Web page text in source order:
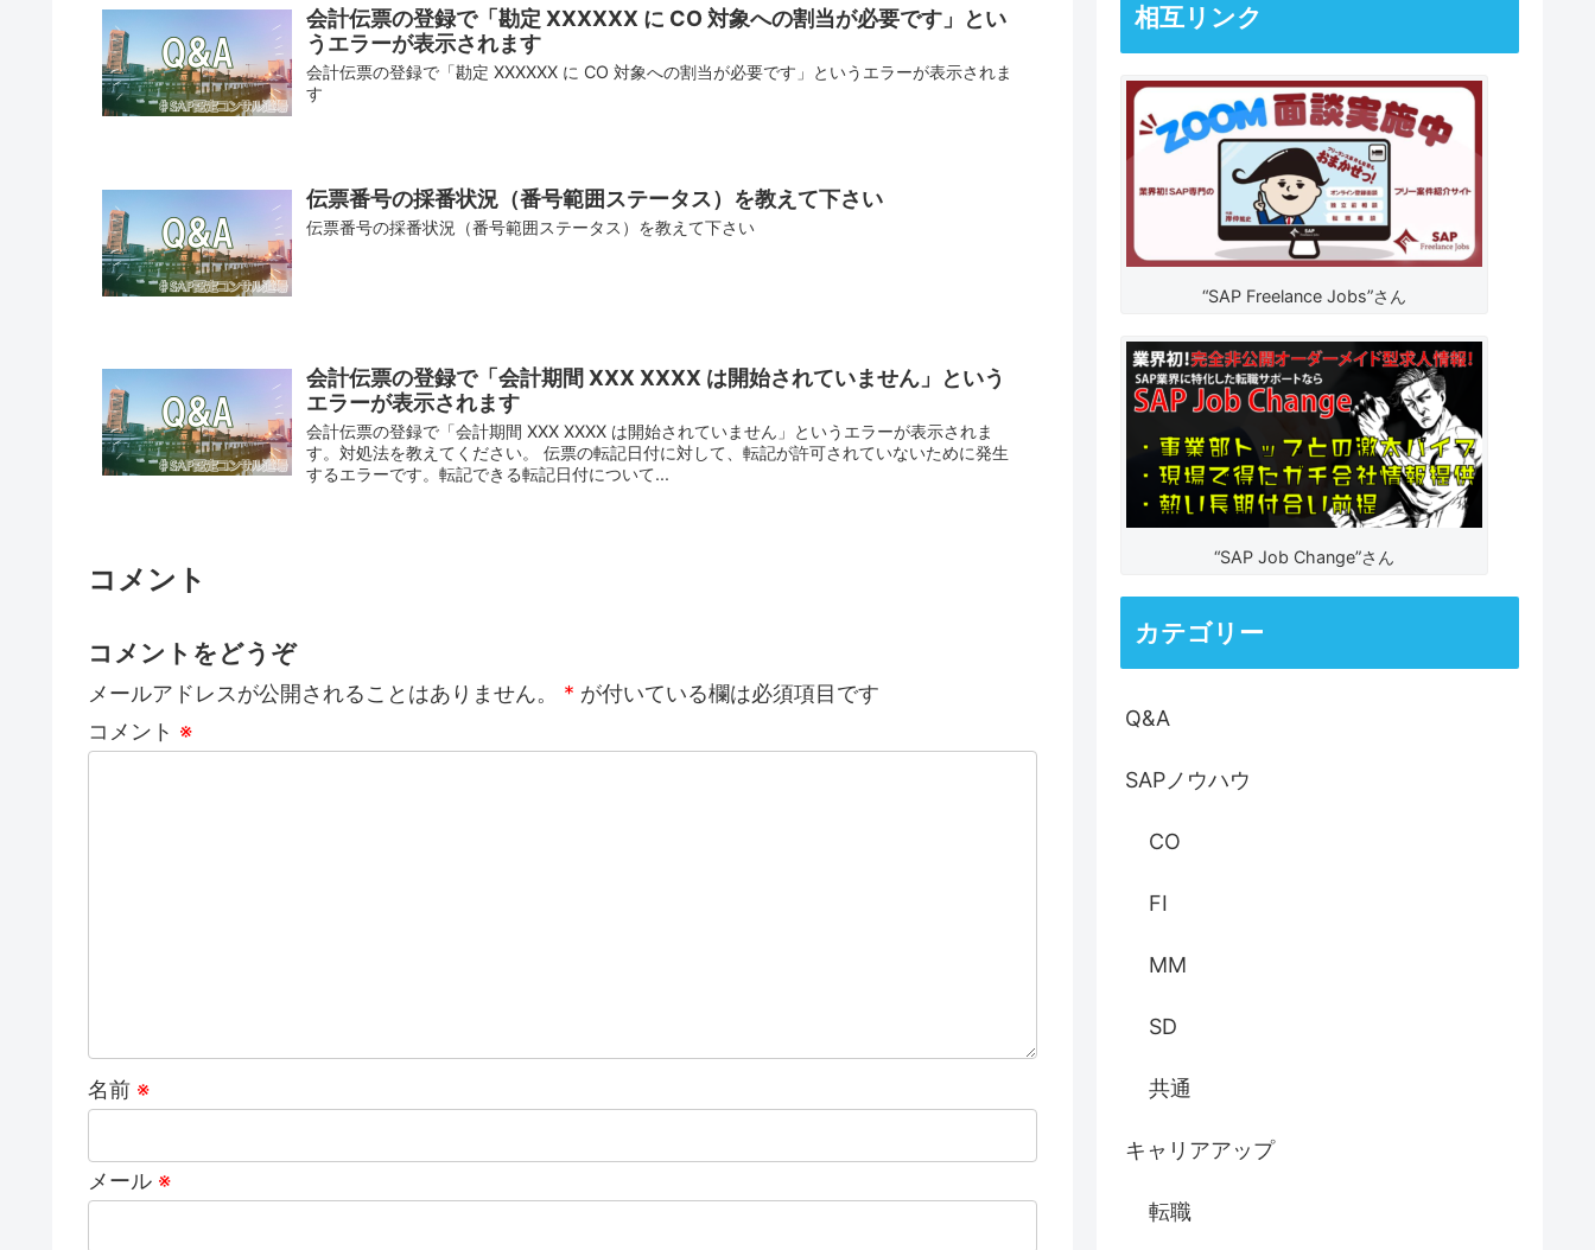
会計伝票の登録で「勘定 XXXXXX に CO 対象への割当が必要です」とい
うエラーが表示されます
会計伝票の登録で「勘定 XXXXXX に CO 対象への割当が必要です」というエラーが表示されま
す
伝票番号の採番状況（番号範囲ステータス）を教えて下さい
伝票番号の採番状況（番号範囲ステータス）を教えて下さい
会計伝票の登録で「会計期間 XXX XXXX は開始されていません」という
エラーが表示されます
会計伝票の登録で「会計期間 XXX XXXX は開始されていません」というエラーが表示されま
す。対処法を教えてください。 伝票の転記日付に対して、転記が許可されていないために発生
するエラーです。転記できる転記日付について...
コメント
コメントをどうぞ
メールアドレスが公開されることはありません。 * が付いている欄は必須項目です
コメント ※
名前 ※
メール ※
相互リンク
“SAP Freelance Jobs”さん
“SAP Job Change”さん
カテゴリー
Q&A
SAPノウハウ
CO
FI
MM
SD
共通
キャリアアップ
転職